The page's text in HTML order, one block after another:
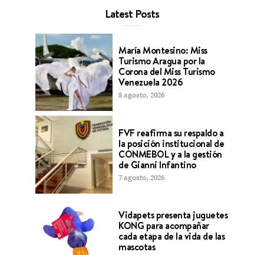
Latest Posts
María Montesino: Miss
Turismo Aragua por la
Corona del Miss Turismo
Venezuela 2026
8 agosto, 2026
FVF reafirma su respaldo a
la posición institucional de
CONMEBOL y a la gestión
de Gianni Infantino
7 agosto, 2026
Vidapets presenta juguetes
KONG para acompañar
cada etapa de la vida de las
mascotas